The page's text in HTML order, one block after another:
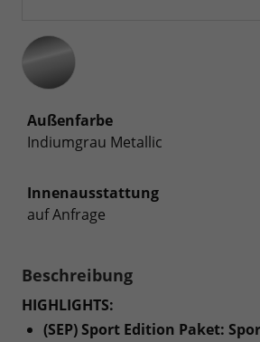
Außenfarbe
Indiumgrau Metallic
Innenausstattung
auf Anfrage
Beschreibung
HIGHLIGHTS:
(SEP) Sport Edition Paket: